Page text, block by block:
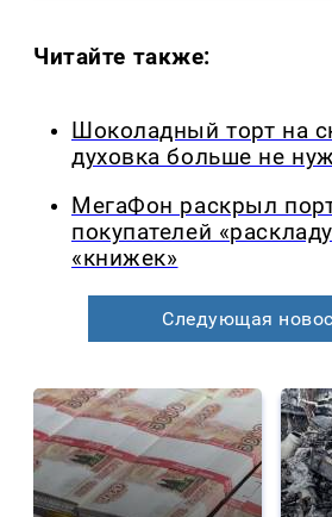
Читайте также:
Шоколадный торт на
духовка больше не
МегаФон раскрыл
покупателей
«книжек»
Следующая